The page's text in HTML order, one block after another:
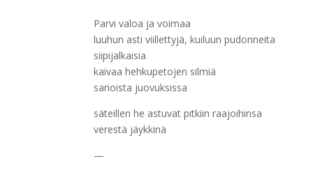
Parvi valoa ja voimaa
luuhun asti viillettyjä, kuiluun pudonneita
siipijalkaisia
kaivaa hehkupetojen silmiä
sanoista juovuksissa
säteillen he astuvat pitkiin raajoihinsa
verestä jäykkinä
—